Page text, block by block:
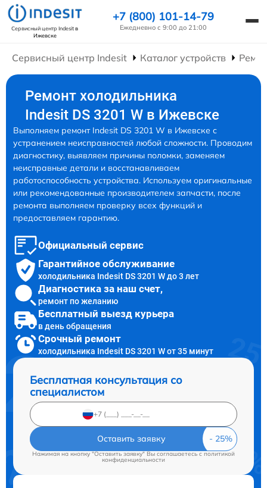
Сервисный центр Indesitв
Ижевске
+7 (800) 101-14-79
Ежедневно с 9:00 до 21:00
Сервисный центр Indesit Каталог устройств
Ремонт холодильника
Indesit DS 3201 W в Ижевске
Выполняем ремонт Indesit DS 3201 W в Ижевске с
устранением неисправностей любой сложности. Проводим
диагностику, выявляем причины поломки, заменяем
неисправные детали и восстанавливаем
работоспособность устройства. Используем оригинальные
или рекомендованные производителем запчасти, после
ремонта выполняем проверку всех функций и
предоставляем гарантию.
Официальный сервис
Гарантийное обслуживание
холодильника Indesit DS 3201 W до 3 лет
Диагностика за наш счет,
ремонт по желанию
Бесплатный выезд курьера
в день обращения
Срочный ремонт
холодильника Indesit DS 3201 W от 35 минут
Бесплатная консультация со
специалистом
Оставить заявку
Нажимая на кнопку "Оставить заявку" Вы соглашаетесь cполитикой
конфиденциальности